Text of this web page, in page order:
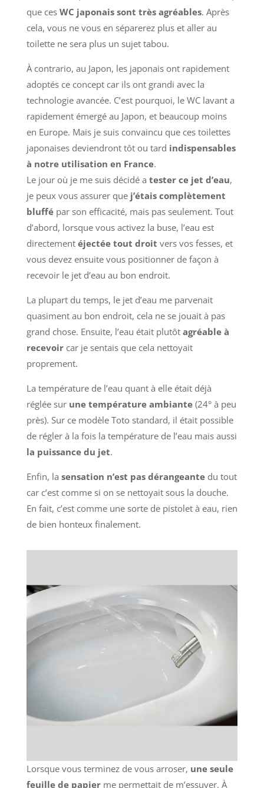
que ces WC japonais sont très agréables. Après
cela, vous ne vous en séparerez plus et aller au
toilette ne sera plus un sujet tabou.
À contrario, au Japon, les japonais ont rapidement
adoptés ce concept car ils ont grandi avec la
technologie avancée. C’est pourquoi, le WC lavant a
rapidement émergé au Japon, et beaucoup moins
en Europe. Mais je suis convaincu que ces toilettes
japonaises deviendront tôt ou tard indispensables
à notre utilisation en France.
Le jour où je me suis décidé a tester ce jet d’eau,
je peux vous assurer que j’étais complètement
bluffépar son efficacité, mais pas seulement. Tout
d’abord, lorsque vous activez la buse, l’eau est
directement éjectée tout droit vers vos fesses, et
vous devez ensuite vous positionner de façon à
recevoir le jet d’eau au bon endroit.
La plupart du temps, le jet d’eau me parvenait
quasiment au bon endroit, cela ne se jouait à pas
grand chose. Ensuite, l’eau était plutôt agréable à
recevoircar je sentais que cela nettoyait
proprement.
La température de l’eau quant à elle était déjà
réglée sur une température ambiante(24° à peu
près). Sur ce modèle Toto standard, il était possible
de régler à la fois la température de l’eau mais aussi
la puissance du jet.
Enfin, la sensation n’est pas dérangeantedu tout
car c’est comme si on se nettoyait sous la douche.
En fait, c’est comme une sorte de pistolet à eau, rien
de bien honteux finalement.
Lorsque vous terminez de vous arroser, une seule
feuille de papierme permettait de m’essuyer. À